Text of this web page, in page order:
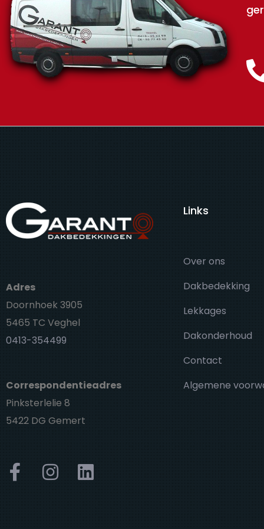
Adres
Doornhoek 3905
5465 TC Veghel
0413-354499
Correspondentieadres
Pinksterlelie 8
5422 DG Gemert
Links
Over ons
Dakbedekking
Lekkages
Dakonderhoud
Contact
Algemene